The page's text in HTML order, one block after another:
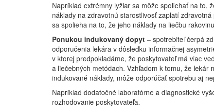
Napríklad extrémny lyžiar sa môže spoliehať na to,
náklady na zdravotnú starostlivosť zaplatí
sa spolieha na to, že jeho náklady na liečbu
Ponukou indukovaný dopyt– spotrebiteľ čerpá
odporučenia lekára v dôsledku informačnej
v ktorej predpokladáme, že poskytovateľ má viac
a liečebných metódach. Vzhľadom k tomu, že lekár
indukované náklady, môže odporúčať spotrebu aj
Napríklad dodatočné laboratórne a diagnostické
rozhodovanie poskytovateľa.